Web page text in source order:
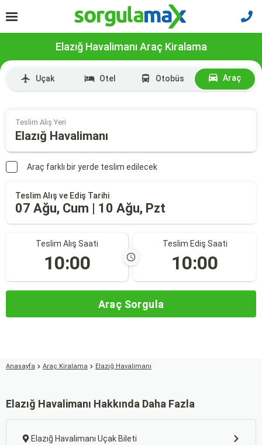
Elazığ Havalimanı Araç Kiralama
Uçak Otel Otobüs Araç
Teslim Alış Yeri
Elazığ Havalimanı
Araç farklı bir yerde teslim edilecek
Teslim Alış ve Ediş Tarihi
07 Ağu, Cum | 10 Ağu, Pzt
Teslim Alış Saati
10:00
Teslim Ediş Saati
10:00
Araç Sorgula
Anasayfa Araç Kiralama Elazığ Havalimanı
Elazığ Havalimanı Hakkında Daha Fazla
Elazığ Havalimanı Uçak Bileti